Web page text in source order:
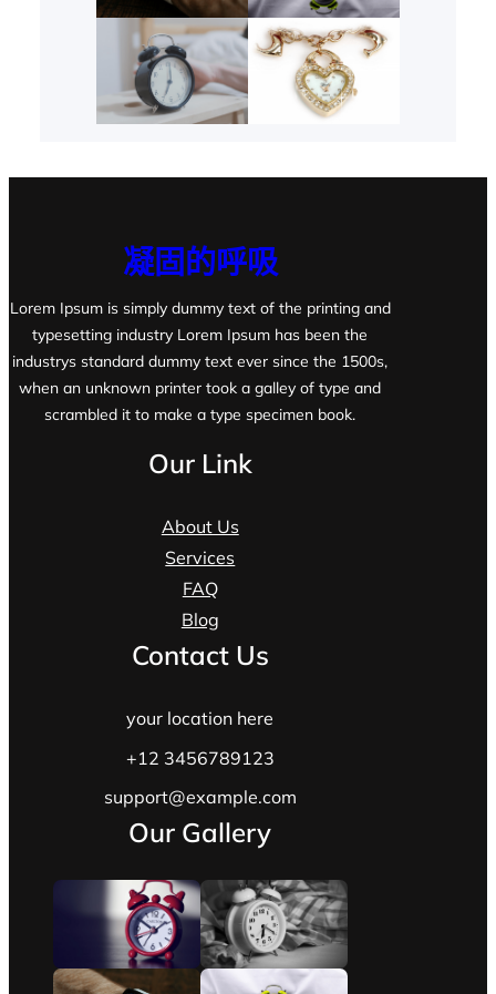
凝固的呼吸
Lorem Ipsum is simply dummy text of the printing and
typesetting industry Lorem Ipsum has been the
industrys standard dummy text ever since the 1500s,
when an unknown printer took a galley of type and
scrambled it to make a type specimen book.
Our Link
About Us
Services
FAQ
Blog
Contact Us
your location here
+12 3456789123
support@example.com
Our Gallery